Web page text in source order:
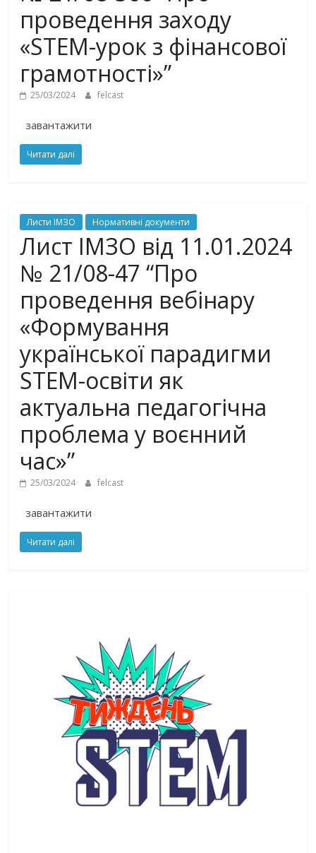
проведення заходу
«STEM-урок з фінансової
грамотності»”
25/03/2024 felcast
завантажити
Читати далі
Листи ІМЗО Нормативні документи
Лист ІМЗО від 11.01.2024
№ 21/08-47 “Про
проведення вебінару
«Формування
української парадигми
STEM-освіти як
актуальна педагогічна
проблема у воєнний
час»”
25/03/2024 felcast
завантажити
Читати далі